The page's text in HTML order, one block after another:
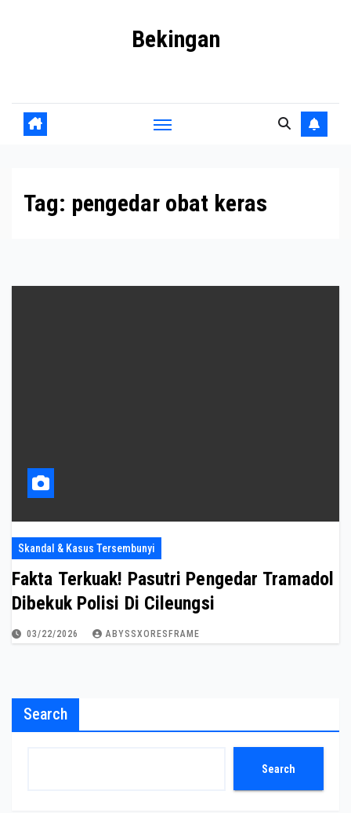
Bekingan
Tag: pengedar obat keras
Skandal & Kasus Tersembunyi
Fakta Terkuak! Pasutri Pengedar Tramadol
Dibekuk Polisi Di Cileungsi
03/22/2026 ABYSSXORESFRAME
Search
Search